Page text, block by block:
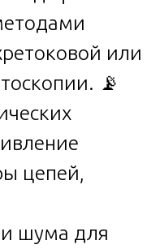
или
📡
цепей,
шума для